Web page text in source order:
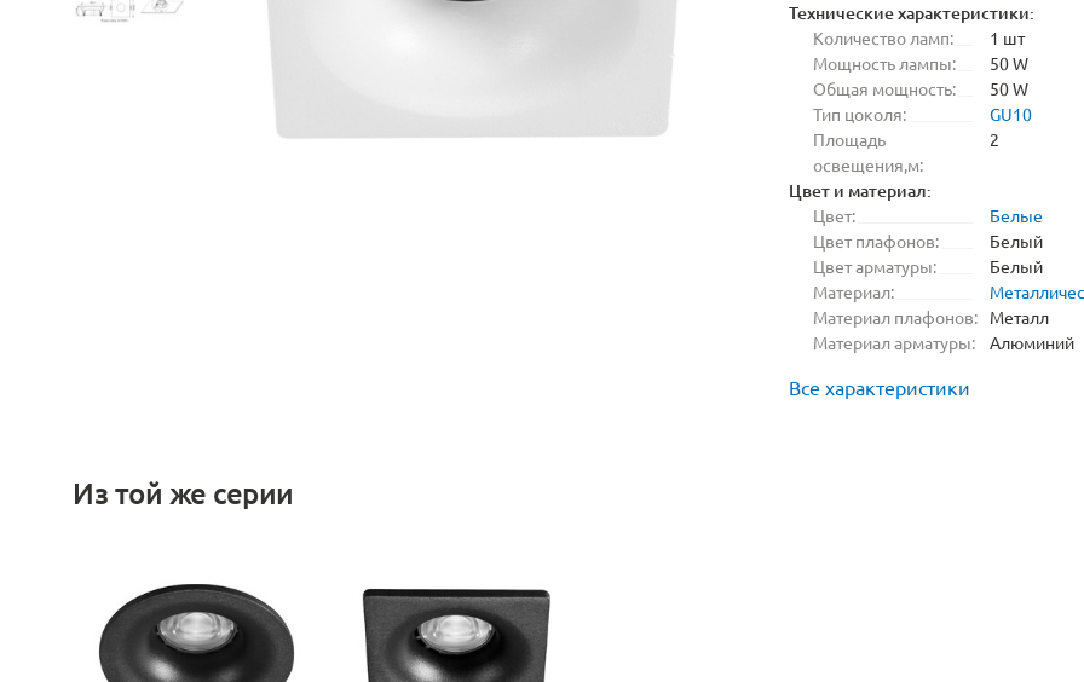
Технические характеристики:
Количество ламп:
1 шт
Мощность лампы:
50 W
Общая мощность:
50 W
Тип цоколя:
GU10
Площадь
освещения,м:
2
Цвет и материал:
Цвет:
Белые
Цвет плафонов:
Белый
Цвет арматуры:
Белый
Материал:
Материал плафонов:
Металл
Материал арматуры:
Алюминий
Все характеристики
Из той же серии